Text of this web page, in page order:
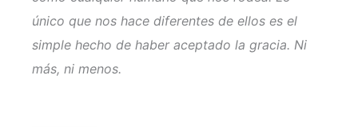
único que nos hace diferentes de ellos es el
simple hecho de haber aceptado la gracia. Ni
más, ni menos.